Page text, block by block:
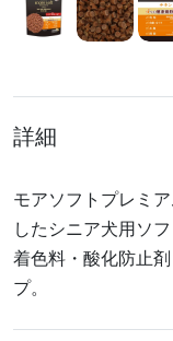
詳細
モアソフトプレミ
したシニア犬用ソ
着色料・酸化防止
プ。